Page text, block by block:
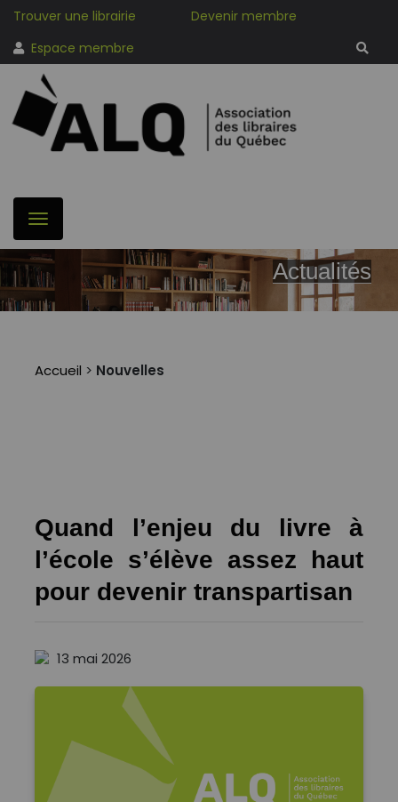
Trouver une librairie
Devenir membre
Espace membre
Actualités
Accueil > Nouvelles
Quand l’enjeu du livre à
l’école s’élève assez haut
pour devenir transpartisan
13 mai 2026